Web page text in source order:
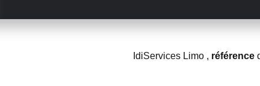
IdiServices Limo , référence